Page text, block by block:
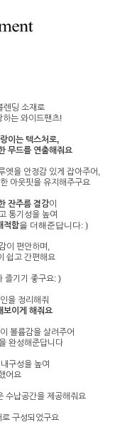
렌딩 소재로
하는 와이드팬츠!
이는 텍스처로,
무드를 연출해줘요
엣을 안정감 있게 잡아주어,
아웃핏을 유지해주구요
잔주름 결감이
통기성을 높여
적함을 더해준답니다: )
이 편안하며,
쉽고 간편해요
즐기기 좋구요: )
을 정리해줘
보이게 해줘요
볼륨감을 살려주어
완성해준답니다
구성을 높여
어요
수납공간을 제공해줘요
구성되었구요